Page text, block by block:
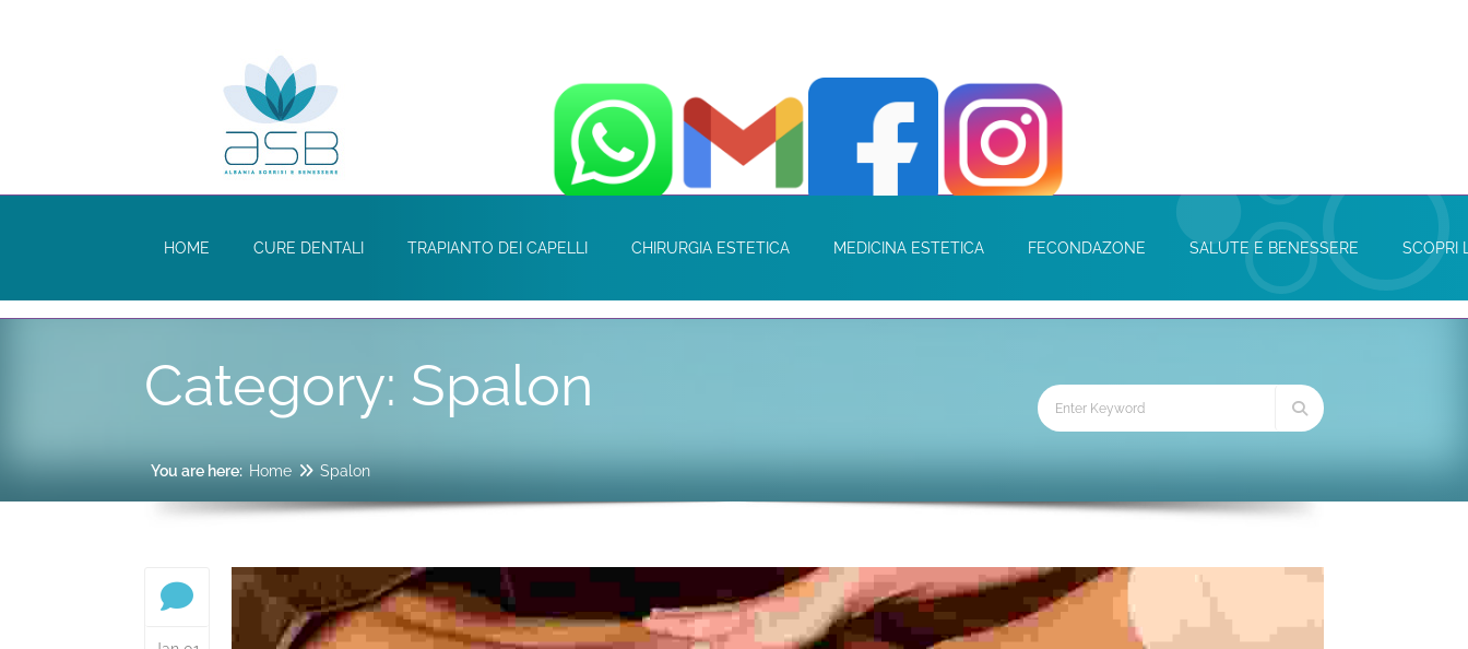
HOME CURE DENTALI TRAPIANTO DEI CAPELLI CHIRURGIA ESTETICA MEDICINA ESTETICA FECONDAZONE SALUTE E BENESSERE SCOPRI
Category: Spalon
You are here: Home Spalon